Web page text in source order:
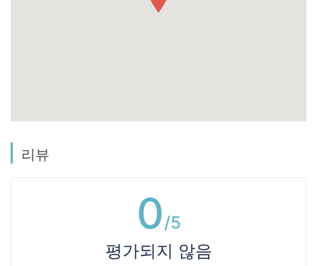
리뷰
0/5
평가되지 않음